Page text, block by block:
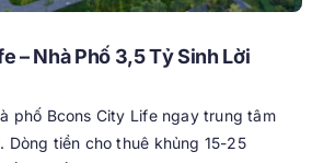
– Nhà Phố 3,5 Tỷ Sinh Lời
phố Bcons City Life ngay trung tâm
Dòng tiền cho thuê khủng 15-25